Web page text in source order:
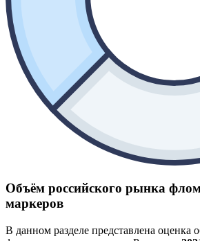
Объём российского рынка
маркеров
В данном разделе представлена оценка